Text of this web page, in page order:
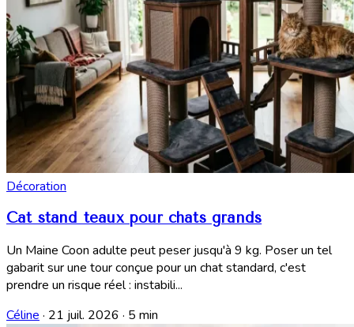
Décoration
Cat stand teaux pour chats grands
Un Maine Coon adulte peut peser jusqu'à 9 kg. Poser un tel
gabarit sur une tour conçue pour un chat standard, c'est
prendre un risque réel : instabili...
Céline · 21 juil. 2026 · 5 min